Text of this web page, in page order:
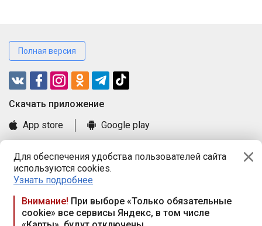
Для обеспечения удобства пользователей сайта
используются cookies.
Узнать подробнее
Внимание! При выборе «Только обязательные
cookie» все сервисы Яндекс, в том числе
Полная версия
Cкачать приложение
App store
Google play
Книга замечаний и предложений
Правила и документы
Praca.by © 2000—2026, ООО «ПРАЦА БАЙ»
Республика Беларусь, 220114, г. Минск, пр-т Независимости
117а, пом. № 9.